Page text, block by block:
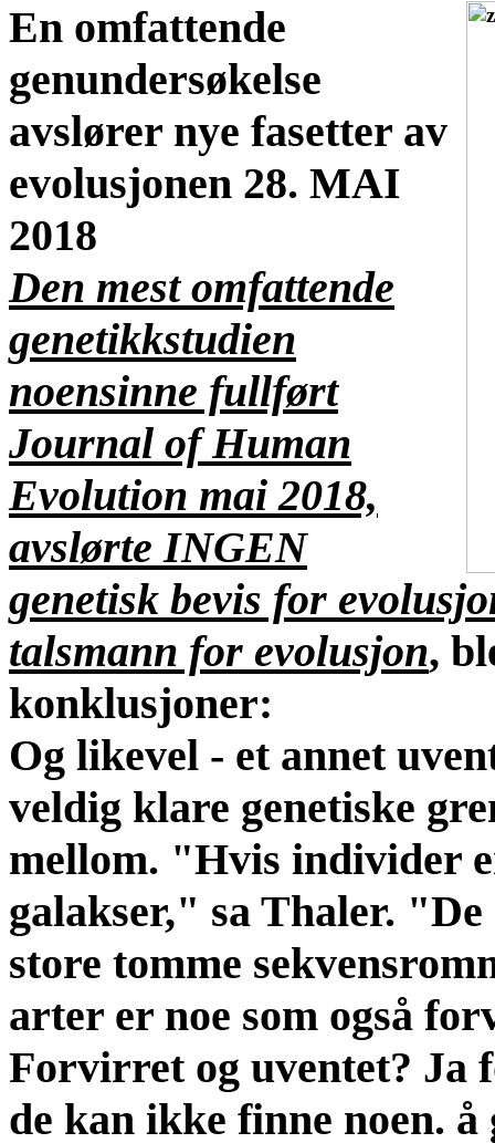
En omfattende
genundersøkelse
avslører nye fasetter av
evolusjonen 28. MAI
2018
Den mest omfattende
genetikkstudien
noensinne fullført
Journal of Human
Evolution mai 2018,
avslørte INGEN
genetisk bevis for
talsmann for evolusjon,
konklusjoner:
Og likevel - et annet
veldig klare genetiske
mellom. "Hvis individer
galakser," sa Thaler.
store tomme
arter er noe som også
Forvirret og uventet? Ja
de kan ikke finne noen.